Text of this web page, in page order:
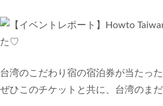
台湾のこだわり宿の宿泊券が当たっ
ぜひこのチケットと共に、台湾のま